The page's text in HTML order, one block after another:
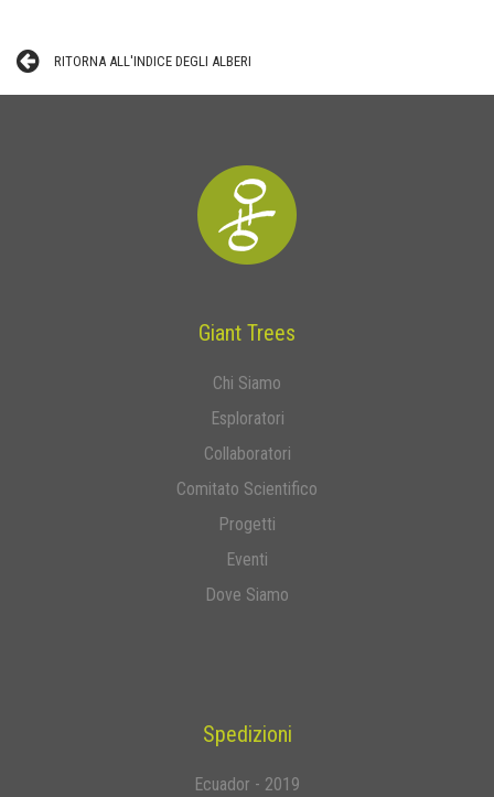
RITORNA ALL'INDICE DEGLI ALBERI
Giant Trees
Chi Siamo
Esploratori
Collaboratori
Comitato Scientifico
Progetti
Eventi
Dove Siamo
Spedizioni
Ecuador - 2019